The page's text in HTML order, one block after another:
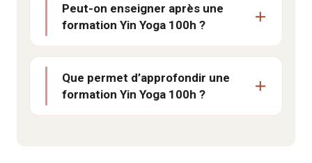
Peut-on enseigner après une
formation Yin Yoga 100h ?
Que permet d’approfondir une
formation Yin Yoga 100h ?